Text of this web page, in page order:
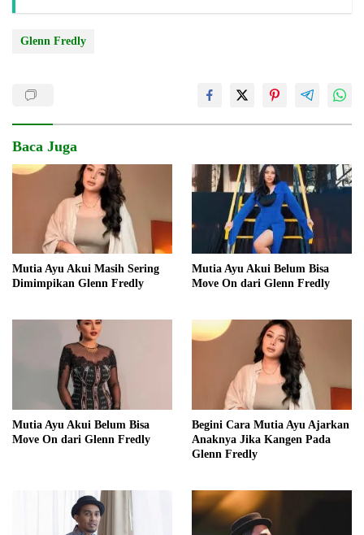
Glenn Fredly
Baca Juga
Mutia Ayu Akui Masih Sering
Dimimpikan Glenn Fredly
Mutia Ayu Akui Belum Bisa
Move On dari Glenn Fredly
Mutia Ayu Akui Belum Bisa
Move On dari Glenn Fredly
Begini Cara Mutia Ayu Ajarkan
Anaknya Jika Kangen Pada
Glenn Fredly